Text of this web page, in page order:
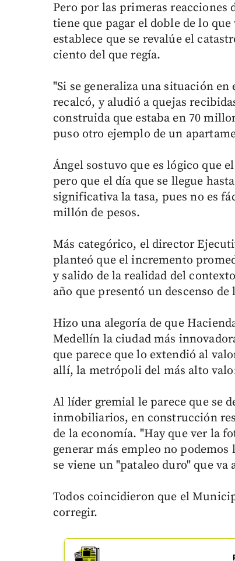
Pero por las primeras reacciones
tiene que pagar el doble de lo
establece que se revalúe el
ciento del que regía.
"Si se generaliza una situación
recalcó, y aludió a quejas
construida que estaba en 70
puso otro ejemplo de un
Ángel sostuvo que es lógico que
pero que el día que se llegue
significativa la tasa, pues no es
millón de pesos.
Más categórico, el director
planteó que el incremento
y salido de la realidad del
año que presentó un descenso
Hizo una alegoría de que
Medellín la ciudad más
que parece que lo extendió al
allí, la metrópoli del más alto
Al líder gremial le parece que se
inmobiliarios, en construcción
de la economía. "Hay que ver la
generar más empleo no
se viene un "pataleo duro" que va
Todos coincidieron que el
corregir.